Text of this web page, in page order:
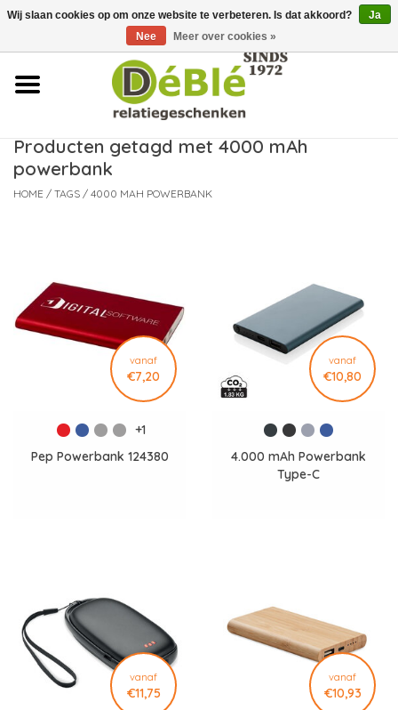
Over ons
Contact
Nieuws
Producten getagd met 4000 mAh
powerbank
HOME / TAGS / 4000 MAH POWERBANK
vanaf
€7,20
+1
Pep Powerbank 124380
vanaf
€10,80
4.000 mAh Powerbank
Type-C
vanaf
€11,75
vanaf
€10,93
Wij slaan cookies op om onze website te verbeteren. Is dat akkoord?
Ja
Nee
Meer over cookies »